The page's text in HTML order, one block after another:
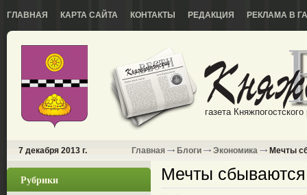
ГЛАВНАЯ КАРТА САЙТА КОНТАКТЫ РЕДАКЦИЯ РЕКЛАМА В
газета
7 декабря 2013 г. Главная Блоги Экономика Мечты
Рубрики Мечты